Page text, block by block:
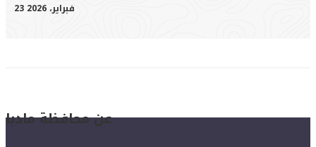
23 فبراير، 2026
عن محافظة مادبا